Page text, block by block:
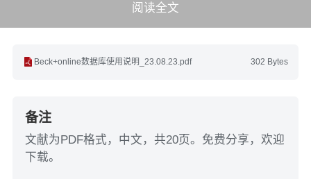
阅读全文
302 Bytes
Beck+online数据库使用说明_23.08.23.pdf
备注
文献为PDF格式，中文，共20页。免费分享，欢迎
下载。